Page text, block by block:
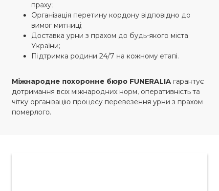
праху;
Організація перетину кордону відповідно до
вимог митниці;
Доставка урни з прахом до будь-якого міста
України;
Підтримка родини 24/7 на кожному етапі.
Міжнародне похоронне бюро FUNERALIAгарантує
дотримання всіх міжнародних норм, оперативність та
чітку організацію процесу перевезення урни з прахом
померлого.